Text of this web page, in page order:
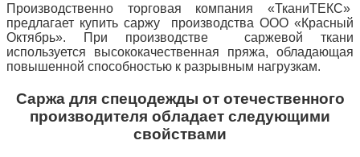
Производственно торговая компания «ТканиТЕКС»
предлагает купить саржу производства ООО «Красный
Октябрь». При производстве саржевой ткани
используется высококачественная пряжа, обладающая
повышенной способностью к разрывным нагрузкам.
Саржа для спецодежды от отечественного
производителя обладает следующими
свойствами